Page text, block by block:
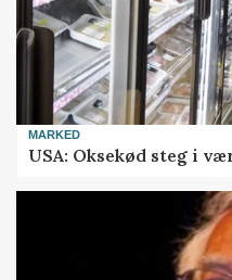
MARKED
USA: Oksekød steg i